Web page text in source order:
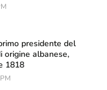
presidente del
origine albanese,
1818